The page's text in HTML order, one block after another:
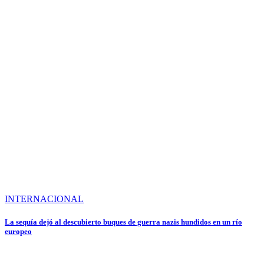
INTERNACIONAL
La sequía dejó al descubierto buques de guerra nazis hundidos en un río
europeo